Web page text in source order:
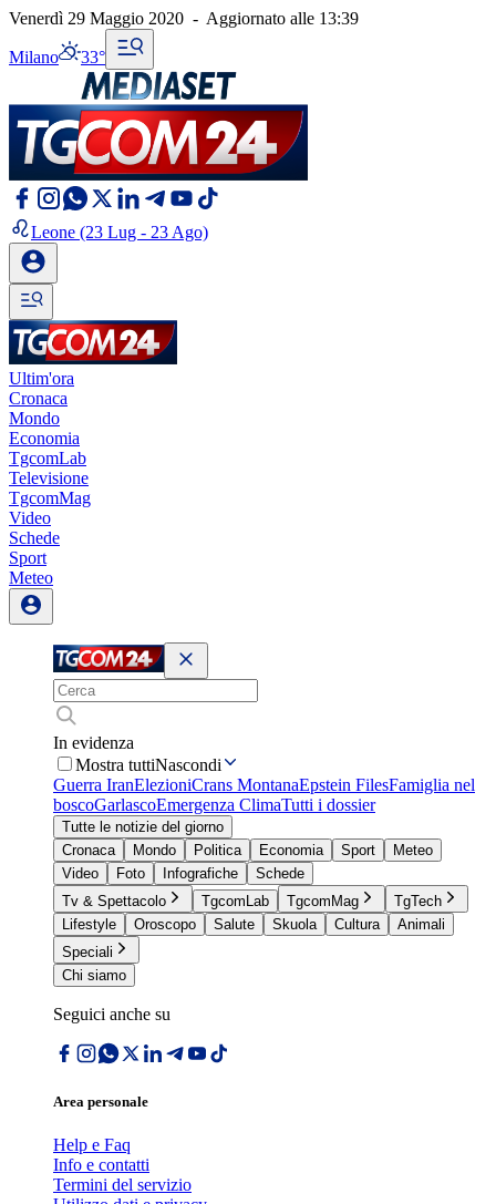
Venerdì 29 Maggio 2020 - Aggiornato alle 13:39
Milano 33°
Leone (23 Lug - 23 Ago)
Ultim'ora
Cronaca
Mondo
Economia
TgcomLab
Televisione
TgcomMag
Video
Schede
Sport
Meteo
In evidenza
Mostra tuttiNascondi
Guerra IranElezioniCrans MontanaEpstein FilesFamiglia nel
boscoGarlascoEmergenza ClimaTutti i dossier
Tutte le notizie del giorno
Cronaca
Mondo Politica Economia Sport
Meteo
Video
Foto Infografiche
Schede
Tv & Spettacolo
TgcomLab TgcomMag
TgTech
Lifestyle
Oroscopo Salute Skuola Cultura
Animali
Speciali
Chi siamo
Seguici anche su
Area personale
Help e Faq
Info e contatti
Termini del servizio